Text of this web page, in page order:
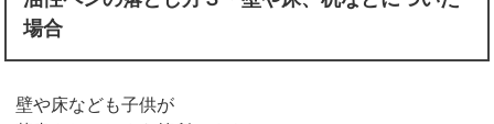
場合
壁や床なども子供が